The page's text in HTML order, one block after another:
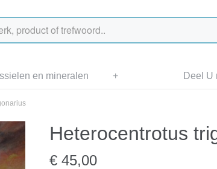
Deel U
en mineralen +
Heterocentrotus
€ 45,00